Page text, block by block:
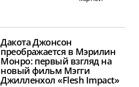
Дакота Джонсон
преображается в Мэрилин
Монро: первый взгляд на
новый фильм Мэгги
Джилленхол «Flesh Impact»